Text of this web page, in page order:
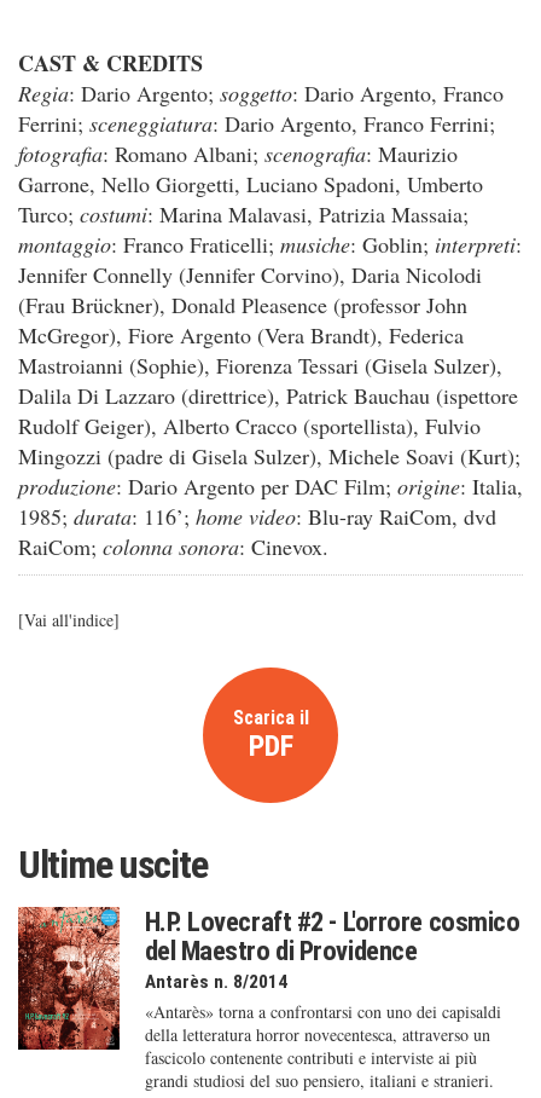
CAST & CREDITS
Regia: Dario Argento; soggetto: Dario Argento, Franco
Ferrini; sceneggiatura: Dario Argento, Franco Ferrini;
fotografia: Romano Albani; scenografia: Maurizio
Garrone, Nello Giorgetti, Luciano Spadoni, Umberto
Turco; costumi: Marina Malavasi, Patrizia Massaia;
montaggio: Franco Fraticelli; musiche: Goblin; interpreti:
Jennifer Connelly (Jennifer Corvino), Daria Nicolodi
(Frau Brückner), Donald Pleasence (professor John
McGregor), Fiore Argento (Vera Brandt), Federica
Mastroianni (Sophie), Fiorenza Tessari (Gisela Sulzer),
Dalila Di Lazzaro (direttrice), Patrick Bauchau (ispettore
Rudolf Geiger), Alberto Cracco (sportellista), Fulvio
Mingozzi (padre di Gisela Sulzer), Michele Soavi (Kurt);
produzione: Dario Argento per DAC Film; origine: Italia,
1985; durata: 116’; home video: Blu-ray RaiCom, dvd
RaiCom; colonna sonora: Cinevox.
[Vai all'indice]
Scarica il
PDF
Ultime uscite
H.P. Lovecraft #2 - L'orrore cosmico
del Maestro di Providence
Antarès n. 8/2014
«Antarès» torna a confrontarsi con uno dei capisaldi
della letteratura horror novecentesca, attraverso un
fascicolo contenente contributi e interviste ai più
grandi studiosi del suo pensiero, italiani e stranieri.